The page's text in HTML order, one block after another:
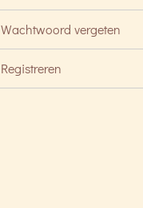
Wachtwoord vergeten
Registreren